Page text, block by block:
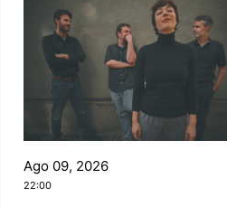
Ago 09, 2026
22:00